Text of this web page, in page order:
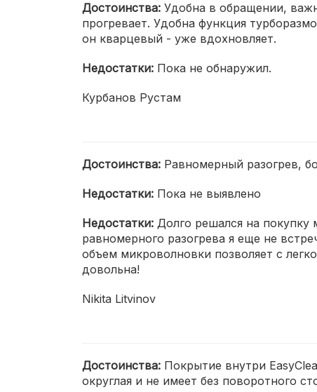
Достоинства: Удобна в обращении,
прогревает. Удобна функция
он кварцевый - уже вдохновляет.
Недостатки: Пока не обнаружил.
Курбанов Рустам
Достоинства: Равномерный разогрев,
Недостатки: Пока не выявлено
Недостатки: Долго решался на покупку
равномерного разогрева я еще не
объем микроволновки позволяет с
довольна!
Nikita Litvinov
Достоинства: Покрытие внутри
округлая и не имеет без поворотного